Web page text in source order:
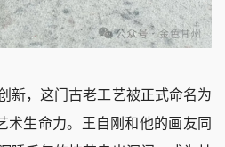
，这门古老工艺被正式命名为
术生命力。王自刚和他的画友同